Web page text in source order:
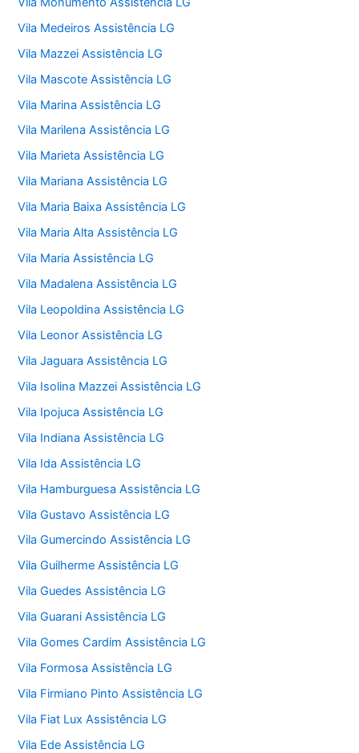
Vila Medeiros Assistência LG
Vila Mazzei Assistência LG
Vila Mascote Assistência LG
Vila Marina Assistência LG
Vila Marilena Assistência LG
Vila Marieta Assistência LG
Vila Mariana Assistência LG
Vila Maria Baixa Assistência LG
Vila Maria Alta Assistência LG
Vila Maria Assistência LG
Vila Madalena Assistência LG
Vila Leopoldina Assistência LG
Vila Leonor Assistência LG
Vila Jaguara Assistência LG
Vila Isolina Mazzei Assistência LG
Vila Ipojuca Assistência LG
Vila Indiana Assistência LG
Vila Ida Assistência LG
Vila Hamburguesa Assistência LG
Vila Gustavo Assistência LG
Vila Gumercindo Assistência LG
Vila Guilherme Assistência LG
Vila Guedes Assistência LG
Vila Guarani Assistência LG
Vila Gomes Cardim Assistência LG
Vila Formosa Assistência LG
Vila Firmiano Pinto Assistência LG
Vila Fiat Lux Assistência LG
Vila Ede Assistência LG